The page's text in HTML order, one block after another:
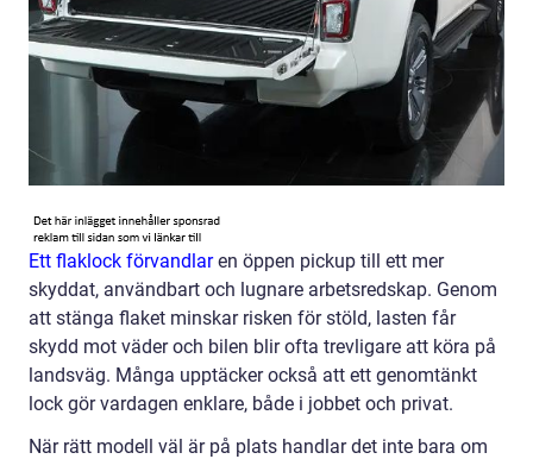
Ett flaklock förvandlaren öppen pickup till ett mer
skyddat, användbart och lugnare arbetsredskap. Genom
att stänga flaket minskar risken för stöld, lasten får
skydd mot väder och bilen blir ofta trevligare att köra på
landsväg. Många upptäcker också att ett genomtänkt
lock gör vardagen enklare, både i jobbet och privat.
När rätt modell väl är på plats handlar det inte bara om